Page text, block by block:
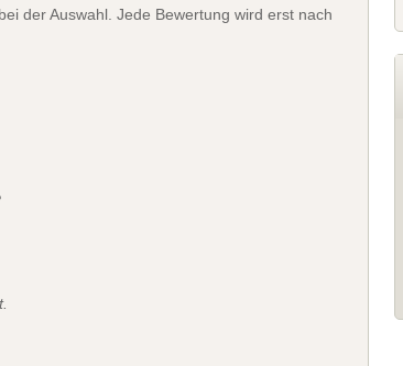
der Auswahl. Jede Bewertung wird erst nach